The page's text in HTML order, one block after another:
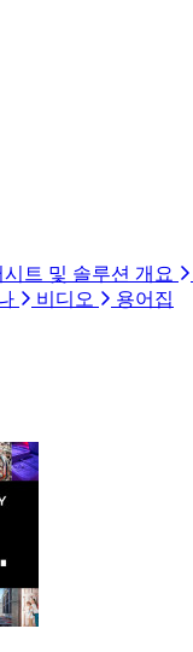
트 및 솔루션 개요
비디오
용어집